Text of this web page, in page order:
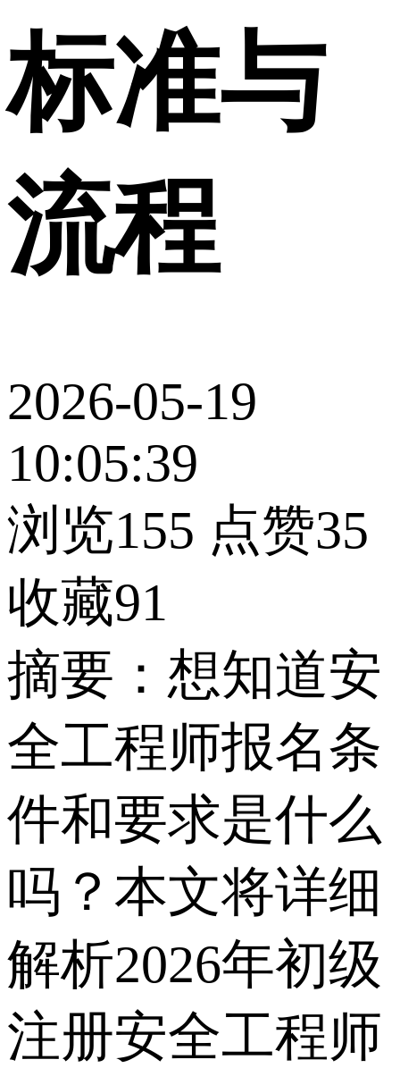
标准与
流程
2026-05-19
10:05:39
浏览155 点赞35
收藏91
摘要：想知道安
全工程师报名条
件和要求是什么
吗？本文将详细
解析2026年初级
注册安全工程师